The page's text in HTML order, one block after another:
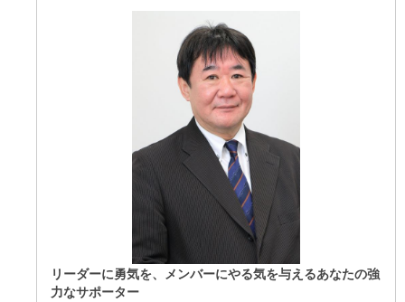
リーダーに勇気を、メンバーにやる気を与えるあなたの強
力なサポーター